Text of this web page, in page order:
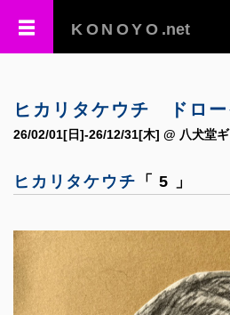
KONOYO .net
ヒカリタケウチ ドロ
26/02/01[日]-26/12/31[木] @ 八犬堂
ヒカリタケウチ 「 5 」